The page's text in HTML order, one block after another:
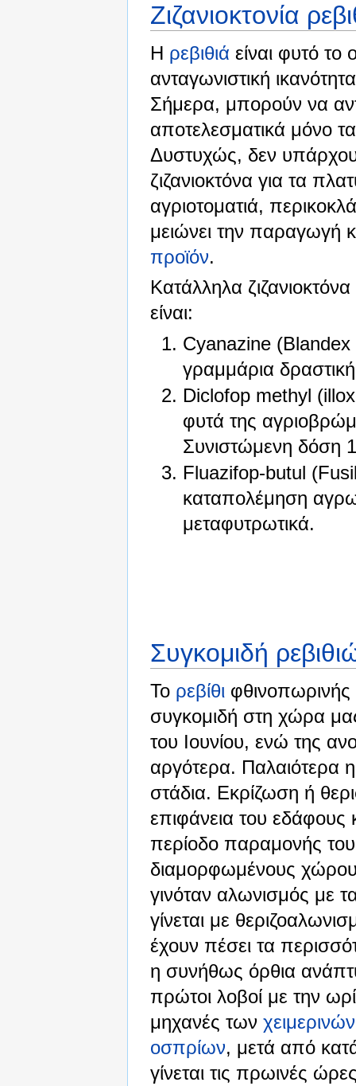
Ζιζανιοκτονία
Η ρεβιθιά είναι φυτό το
ανταγωνιστική
Σήμερα, μπορούν να
αποτελεσματικά μόνο
Δυστυχώς, δεν
ζιζανιοκτόνα για τα
αγριοτοματιά,
μειώνει την παραγωγή
προϊόν.
Κατάλληλα
είναι:
Cyanazine
γραμμάρια
Diclofop methyl
φυτά της
Συνιστώμενη δόση
Fluazifop-butul
καταπολέμηση
μεταφυτρωτικά.
Συγκομιδή
Το ρεβίθι φθινοπωρινής
συγκομιδή στη χώρα
του Ιουνίου, ενώ της
αργότερα. Παλαιότερα
στάδια. Εκρίζωση ή
επιφάνεια του εδάφους
περίοδο παραμονής
διαμορφωμένους
γινόταν αλωνισμός με
γίνεται με
έχουν πέσει τα
η συνήθως όρθια
πρώτοι λοβοί με την
μηχανές των
οσπρίων, μετά από
γίνεται τις πρωινές